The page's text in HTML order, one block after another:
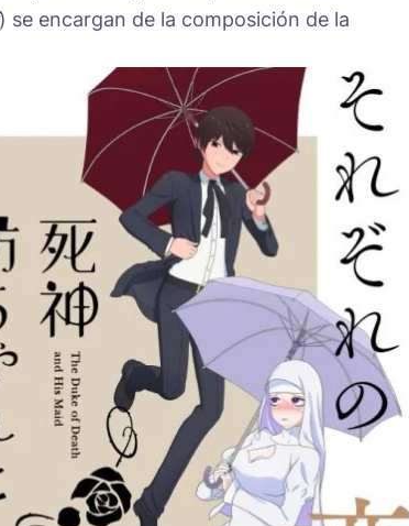
) se encargan de la composición de la